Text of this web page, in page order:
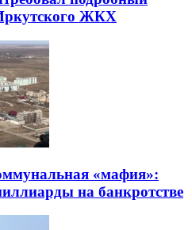
ЖКХ
«мафия»:
на банкротстве